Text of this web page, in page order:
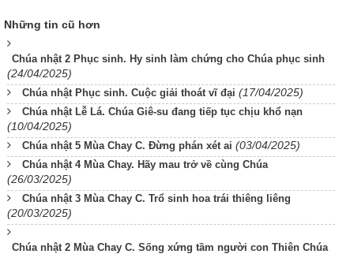
Những tin cũ hơn
Chúa nhật 2 Phục sinh. Hy sinh làm chứng cho Chúa phục sinh
(24/04/2025)
Chúa nhật Phục sinh. Cuộc giải thoát vĩ đại (17/04/2025)
Chúa nhật Lễ Lá. Chúa Giê-su đang tiếp tục chịu khổ nạn
(10/04/2025)
Chúa nhật 5 Mùa Chay C. Đừng phán xét ai (03/04/2025)
Chúa nhật 4 Mùa Chay. Hãy mau trở về cùng Chúa
(26/03/2025)
Chúa nhật 3 Mùa Chay C. Trổ sinh hoa trái thiêng liêng
(20/03/2025)
Chúa nhật 2 Mùa Chay C. Sống xứng tầm người con Thiên Chúa